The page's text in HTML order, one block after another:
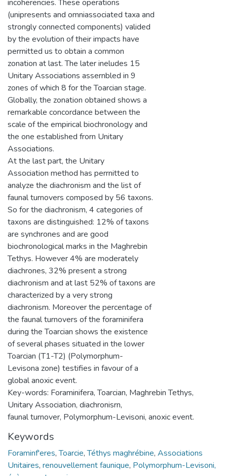
incoherencies. These operations
(unipresents and omniassociated taxa and
strongly connected components) valided
by the evolution of their impacts have
perrnitted us to obtain a common
zonation at last. The later ineludes 15
Unitary Associations assernbled in 9
zones of which 8 for the Toarcian stage.
Globally, the zonation obtained shows a
remarkable concordance between the
scale of the empirical biochronology and
the one established frorn Unitary
Associations.
At the last part, the Unitary
Association method has perrnitted to
analyze the diachronism and the list of
faunal turnovers composed by 56 taxons.
So for the diachronism, 4 categories of
taxons are distinguished: 12% of taxons
are synchrones and are good
biochronological marks in the Maghrebin
Tethys. However 4% are moderately
diachrones, 32% present a strong
diachronism and at last 52% of taxons are
characterized by a very strong
diachronism. Moreover the percentage of
the faunal turnovers of the forarninifera
during the Toarcian shows the existence
of several phases situated in the lower
Toarcian (T1-T2) (Polymorphum-
Levisona zone) testifies in favour of a
global anoxic event.
Key-words: Foraminifera, Toarcian, Maghrebin Tethys,
Unitary Association, diachronisrn,
faunal turnover, Polymorphum-Levisoni, anoxic event.
Keywords
Foraminf'eres,Toarcie,Téthys maghrébine, Associations
Unitaires, renouvellement faunique, Polymorphum-Levisoni,